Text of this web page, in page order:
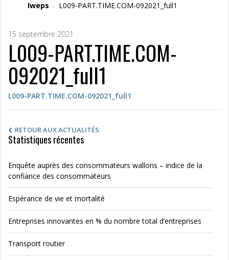
Iweps / L009-PART.TIME.COM-092021_full1
15 septembre 2021
L009-PART.TIME.COM-
092021_full1
L009-PART.TIME.COM-092021_full1
RETOUR AUX ACTUALITÉS
Statistiques récentes
Enquête auprès des consommateurs wallons – indice de la
confiance des consommateurs
Espérance de vie et mortalité
Entreprises innovantes en % du nombre total d’entreprises
Transport routier